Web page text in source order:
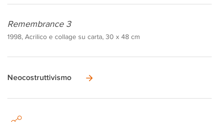
Remembrance 3
1998, Acrilico e collage su carta, 30 x 48 cm
Neocostruttivismo